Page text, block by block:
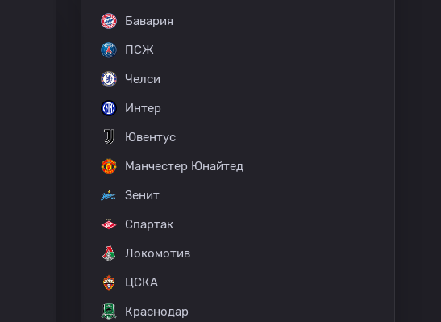
Бавария
ПСЖ
Челси
Интер
Ювентус
Манчестер Юнайтед
Зенит
Спартак
Локомотив
ЦСКА
Краснодар